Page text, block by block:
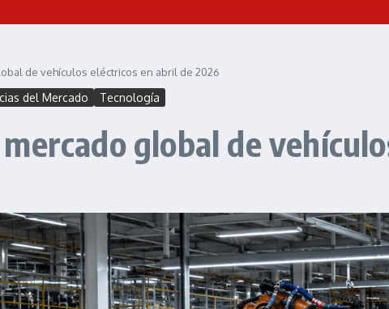
de vehículos eléctricos en abril de 2026
del Mercado Tecnología
global de